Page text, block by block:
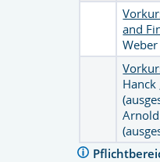
and
Weber
Hanck
Arnold